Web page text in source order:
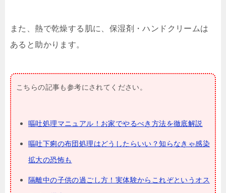
また、熱で乾燥する肌に、保湿剤・ハンドクリームは
あると助かります。
こちらの記事も参考にされてください。
嘔吐処理マニュアル！お家でやるべき方法を徹底解説
嘔吐下痢の布団処理はどうしたらいい？知らなきゃ感染
拡大の恐怖も
隔離中の子供の過ごし方！実体験からこれぞというオス